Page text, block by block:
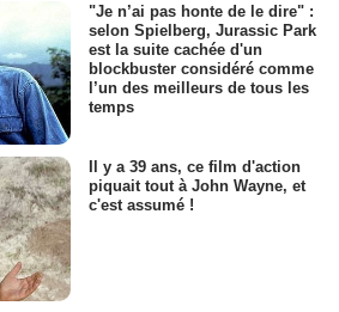
"Je n’ai pas honte de le dire" :
selon Spielberg, Jurassic Park
est la suite cachée d'un
blockbuster considéré comme
l’un des meilleurs de tous les
temps
Il y a 39 ans, ce film d'action
piquait tout à John Wayne, et
c'est assumé !